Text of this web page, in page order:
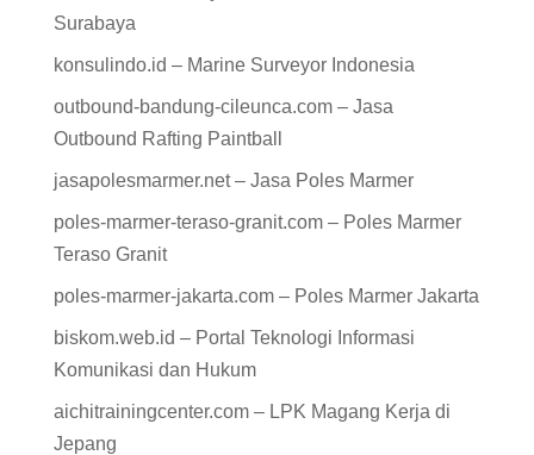
Surabaya
konsulindo.id – Marine Surveyor Indonesia
outbound-bandung-cileunca.com – Jasa
Outbound Rafting Paintball
jasapolesmarmer.net – Jasa Poles Marmer
poles-marmer-teraso-granit.com – Poles Marmer
Teraso Granit
poles-marmer-jakarta.com – Poles Marmer Jakarta
biskom.web.id – Portal Teknologi Informasi
Komunikasi dan Hukum
aichitrainingcenter.com – LPK Magang Kerja di
Jepang